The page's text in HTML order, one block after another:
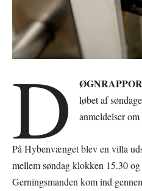
D
løbet af
anmeldelser
På Hybenvænget blev en villa
mellem søndag klokken 15.30
Gerningsmanden kom ind